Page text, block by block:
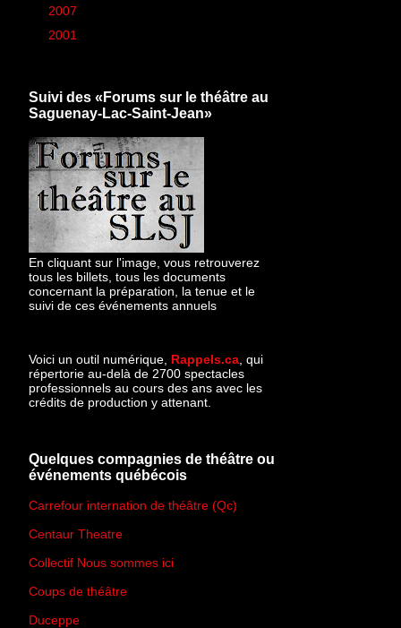
2007
2001
Suivi des «Forums sur le théâtre au
Saguenay-Lac-Saint-Jean»
En cliquant sur l'image, vous retrouverez
tous les billets, tous les documents
concernant la préparation, la tenue et le
suivi de ces événements annuels
Voici un outil numérique, Rappels.ca , qui
répertorie au-delà de 2700 spectacles
professionnels au cours des ans avec les
crédits de production y attenant.
Quelques compagnies de théâtre ou
événements québécois
Carrefour internation de théâtre (Qc)
Centaur Theatre
Collectif Nous sommes ici
Coups de théâtre
Duceppe